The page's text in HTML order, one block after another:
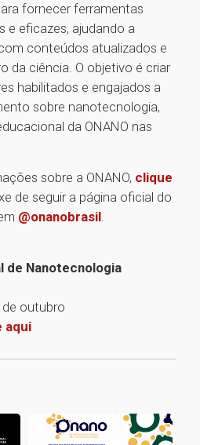
fornecer ferramentas
e eficazes, ajudando a
conteúdos atualizados e
da ciência. O objetivo é criar
habilitados e engajados a
sobre nanotecnologia,
da ONANO nas
sobre a ONANO, clique
de seguir a página oficial do
@onanobrasil.
de Nanotecnologia
de outubro
aqui
1